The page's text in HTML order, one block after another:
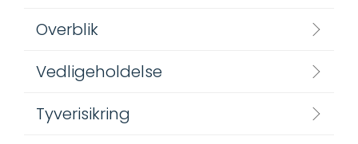
Overblik
Vedligeholdelse
Tyverisikring